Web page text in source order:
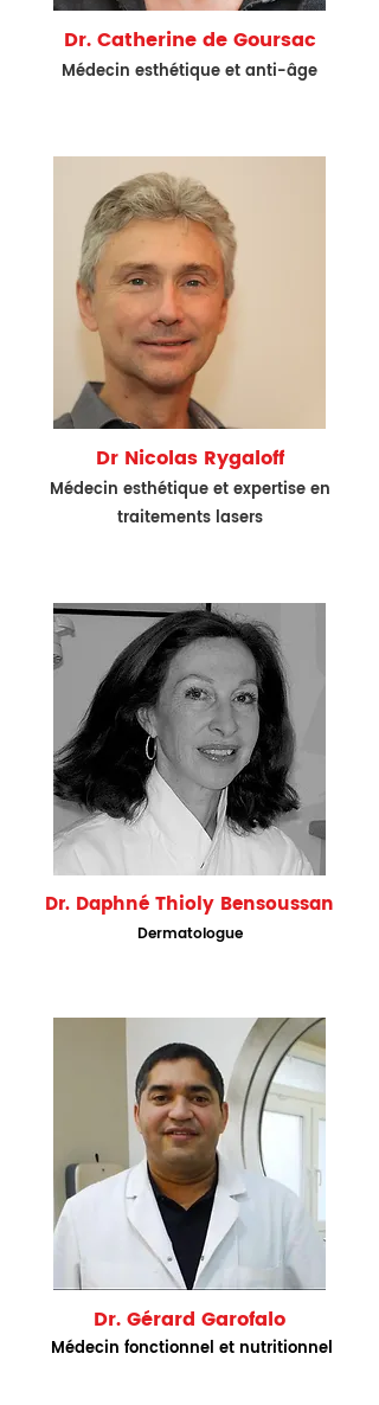
Dr. Catherine de Goursac
Médecin esthétique et anti-âge
Dr Nicolas Rygaloff
Médecin esthétique et expertise en
traitements lasers
Dr. Daphné Thioly Bensoussan
Dermatologue
Dr. Gérard Garofalo
Médecin fonctionnel et nutritionnel